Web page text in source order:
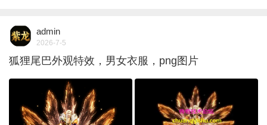
admin
2026-7-5
狐狸尾巴外观特效，男女衣服，png图片